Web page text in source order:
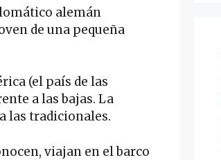
alemán
de una pequeña
(el país de las
a las bajas. La
las tradicionales.
viajan en el barco